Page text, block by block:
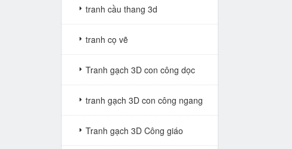
tranh cầu thang 3d
tranh cọ vẽ
Tranh gạch 3D con công dọc
tranh gạch 3D con công ngang
Tranh gạch 3D Công giáo